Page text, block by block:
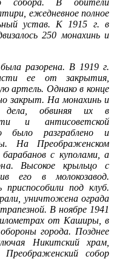
ежедневное полное
устав. К 1915 г. в
250 монахинь и
разорена. В 1919 г.
ее от закрытия,
артель. Однако в конце
закрыт. На монахинь и
дела, обвиняя их в
и антисоветской
было разграблено и
На Преображенском
с куполами, а
Высокое крыльцо с
его в молокозавод.
под клуб.
уничтожена ограда
В ноябре 1941
от Каширы, в
города. Позднее
Никитский храм,
Преображенский собор